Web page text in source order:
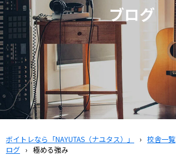
ブログ
ボイトレなら「NAYUTAS（ナユタス）」 › 校舎一覧
ログ › 極める強み